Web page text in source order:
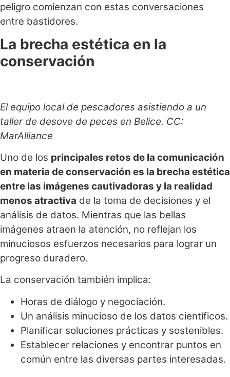
peligro comienzan con estas conversaciones
entre bastidores.
La brecha estética en la
conservación
El equipo local de pescadores asistiendo a un
taller de desove de peces en Belice. CC:
MarAlliance
Uno de los principales retos de la comunicación
en materia de conservación es la brecha estética
entre las imágenes cautivadoras y la realidad
menos atractiva de la toma de decisiones y el
análisis de datos. Mientras que las bellas
imágenes atraen la atención, no reflejan los
minuciosos esfuerzos necesarios para lograr un
progreso duradero.
La conservación también implica:
Horas de diálogo y negociación.
Un análisis minucioso de los datos científicos.
Planificar soluciones prácticas y sostenibles.
Establecer relaciones y encontrar puntos en
común entre las diversas partes interesadas.